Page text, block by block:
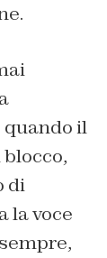
quando il
di
la voce